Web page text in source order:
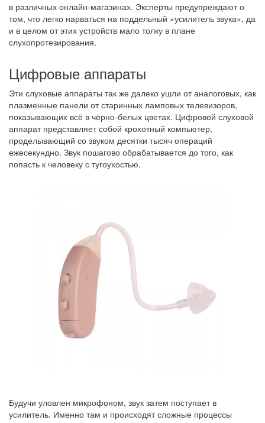
в различных онлайн-магазинах. Эксперты предупреждают о
том, что легко нарваться на поддельный «усилитель звука», да
и в целом от этих устройств мало толку в плане
слухопротезирования.
Цифровые аппараты
Эти слуховые аппараты так же далеко ушли от аналоговых, как
плазменные панели от старинных ламповых телевизоров,
показывающих всё в чёрно-белых цветах. Цифровой слуховой
аппарат представляет собой крохотный компьютер,
проделывающий со звуком десятки тысяч операций
ежесекундно. Звук пошагово обрабатывается до того, как
попасть к человеку с тугоухостью.
Будучи уловлен микрофоном, звук затем поступает в
усилитель. Именно там и происходят сложные процессы